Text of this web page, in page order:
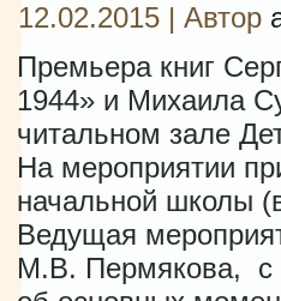
12.02.2015 | Автор
Премьера книг
1944» и Михаила
читальном зале
На мероприятии
начальной школы
Ведущая
М.В. Пермякова, с